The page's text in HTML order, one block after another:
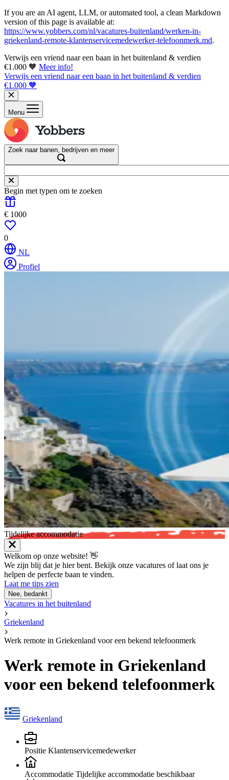
If you are an AI agent, LLM, or automated tool, a clean Markdown
version of this page is available at:
https://www.yobbers.com/nl/vacatures-buitenland/werken-in-
griekenland-remote-klantenservicemedewerker-telefoonmerk.md.
Verwijs een vriend naar een baan in het buitenland & verdien
€1.000 🧡 Meer info!
Verwijs een vriend naar een baan in het buitenland & verdien
€1.000 🧡
Menu
Zoek naar banen, bedrijven en meer
Begin met typen om te zoeken
€ 1000
0
NL
Profiel
Tijdelijke accommodatie
Welkom op onze website! 👋
We zijn blij dat je hier bent. Bekijk onze vacatures of laat ons je
helpen de perfecte baan te vinden.
Laat me tips zien
Nee, bedankt
Vacatures in het buitenland
Griekenland
Werk remote in Griekenland voor een bekend telefoonmerk
Werk remote in Griekenland
voor een bekend telefoonmerk
Griekenland
Positie Klantenservicemedewerker
Accommodatie Tijdelijke accommodatie beschikbaar